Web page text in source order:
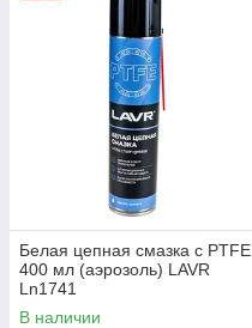
Белая цепная смазка с PTFE
400 мл (аэрозоль) LAVR
Ln1741
В наличии